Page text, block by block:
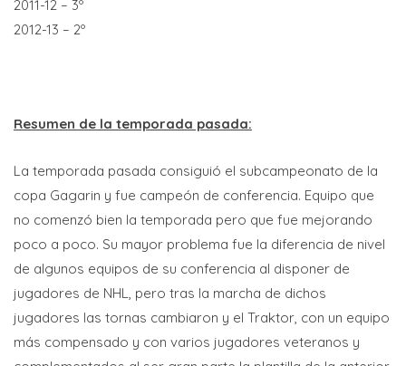
2011-12 – 3º
2012-13 – 2º
Resumen de la temporada pasada:
La temporada pasada consiguió el subcampeonato de la
copa Gagarin y fue campeón de conferencia. Equipo que
no comenzó bien la temporada pero que fue mejorando
poco a poco. Su mayor problema fue la diferencia de nivel
de algunos equipos de su conferencia al disponer de
jugadores de NHL, pero tras la marcha de dichos
jugadores las tornas cambiaron y el Traktor, con un equipo
más compensado y con varios jugadores veteranos y